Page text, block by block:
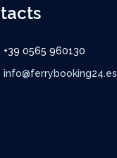
+39 0565 960130
info@ferrybooking24.es